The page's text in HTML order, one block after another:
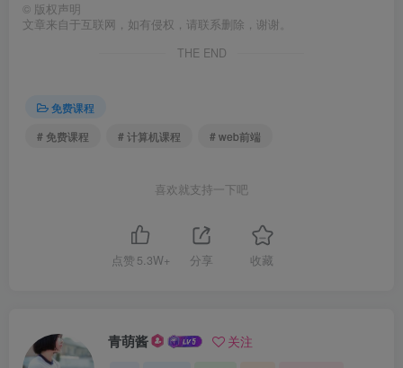
© 版权声明
文章来自于互联网，如有侵权，请联系删除，谢谢。
THE END
免费课程
# 免费课程
# 计算机课程 # web前端
喜欢就支持一下吧
点赞 5.3W+ 分享 收藏
青萌酱 关注